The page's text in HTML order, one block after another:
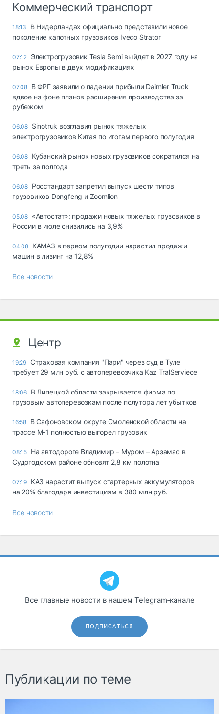
Коммерческий транспорт
18:13
В Нидерландах официально представили новое
поколение капотных грузовиков Iveco Strator
07:12 Электрогрузовик Tesla Semi выйдет в 2027 году на
рынок Европы в двух модификациях
07.08 В ФРГ заявили о падении прибыли Daimler Truck
вдвое на фоне планов расширения производства за
рубежом
06.08 Sinotruk возглавил рынок тяжелых
электрогрузовиков Китая по итогам первого полугодия
06.08 Кубанский рынок новых грузовиков сократился на
треть за полгода
06.08 Росстандарт запретил выпуск шести типов
грузовиков Dongfeng и Zoomlion
05.08 «Автостат»: продажи новых тяжелых грузовиков в
России в июле снизились на 3,9%
04.08 КАМАЗ в первом полугодии нарастил продажи
машин в лизинг на 12,8%
Все новости
Центр
19:29 Страховая компания "Пари" через суд в Туле
требует 29 млн руб. с автоперевозчика Kaz TralServiece
18:06 В Липецкой области закрывается фирма по
грузовым автоперевозкам после полутора лет убытков
16:58 В Сафоновском округе Смоленской области на
трассе М-1 полностью выгорел грузовик
08:15 На автодороге Владимир – Муром – Арзамас в
Судогодском районе обновят 2,8 км полотна
07:19 КАЗ нарастит выпуск стартерных аккумуляторов
на 20% благодаря инвестициям в 380 млн руб.
Все новости
Все главные новости в нашем Telegram‑канале
ПОДПИСАТЬСЯ
Публикации по теме